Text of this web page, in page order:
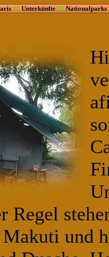
**Unterkünfte**Nationalparks
Regel
und